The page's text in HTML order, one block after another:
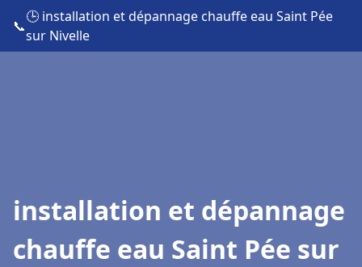
📞
🕒 installation et dépannage chauffe eau Saint Pée
sur Nivelle
installation et dépannage
chauffe eau Saint Pée sur